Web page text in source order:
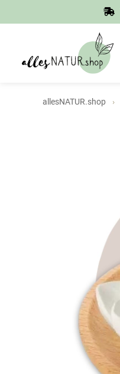
allesNATUR.shop